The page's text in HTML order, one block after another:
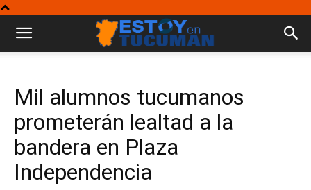
Mil alumnos tucumanos
prometerán lealtad a la
bandera en Plaza
Independencia